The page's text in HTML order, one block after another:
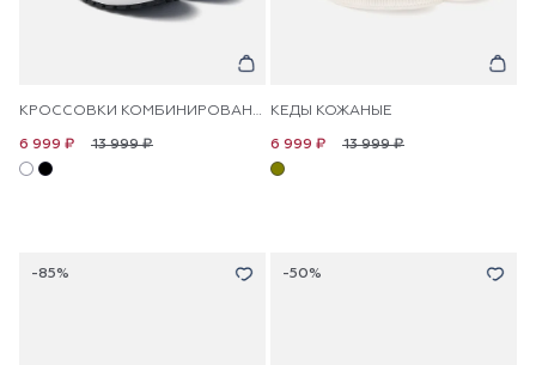
КРОССОВКИ КОМБИНИРОВАННЫЕ
13 999 ₽
6 999 ₽
КЕДЫ КОЖАНЫЕ
13 999 ₽
6 999 ₽
-85% -50%